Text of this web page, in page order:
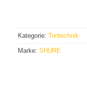
Kategorie: Tontechnik
Marke: SHURE